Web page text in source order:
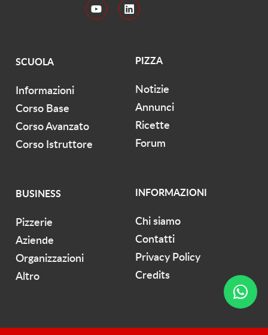
SCUOLA
Informazioni
Corso Base
Corso Avanzato
Corso Istruttore
PIZZA
Notizie
Annunci
Ricette
Forum
BUSINESS
Pizzerie
Aziende
Organizzazioni
Altro
INFORMAZIONI
Chi siamo
Contatti
Privacy Policy
Credits